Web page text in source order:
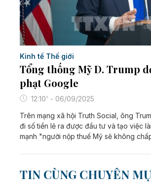
Kinh tế Thế giới
Tổng thống Mỹ D. Trump
phạt Google
12:10' - 06/09/2025
Trên mạng xã hội Truth Social, ông
đi số tiền lẽ ra được đầu tư và tạo việc
mạnh "người nộp thuế Mỹ sẽ không
TIN CÙNG CHUYÊN